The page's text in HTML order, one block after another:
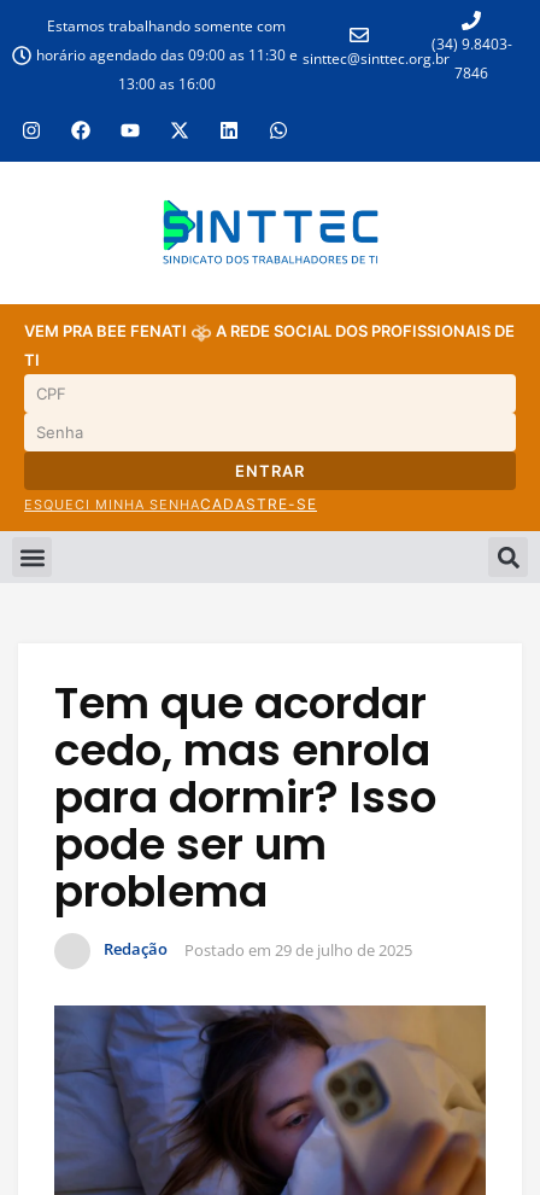
Estamos trabalhando somente com
horário agendado das 09:00 as 11:30 e
13:00 as 16:00
sinttec@sinttec.org.br
(34) 9.8403-
7846
VEM PRA BEE FENATI
A REDE SOCIAL DOS PROFISSIONAIS DE
TI
ENTRAR
ESQUECI MINHA SENHACADASTRE-SE
Tem que acordar
cedo, mas enrola
para dormir? Isso
pode ser um
problema
Redação Postado em 29 de julho de 2025